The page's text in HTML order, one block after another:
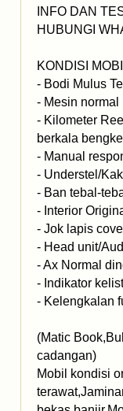
INFO DAN
HUBUNGI
KONDISI
- Bodi Mulus
- Mesin
- Kilometer
berkala
- Manual
- Understel/
- Ban tebal-
- Interior
- Jok lapis
- Head unit/
- Ax Normal
- Indikator
- Kelengkalan
(Matic
cadangan)
Mobil kondisi